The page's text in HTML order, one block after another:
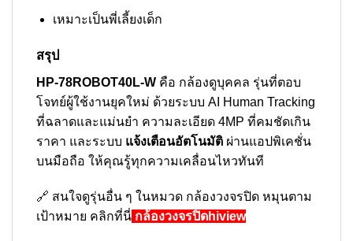
เหมาะเป็นพี่เลี้ยงเด็ก
สรุป
HP-78ROBOT40L-W คือ กล้องดูบุคคล รุ่นที่ตอบ
โจทย์ผู้ใช้งานยุคใหม่ ด้วยระบบ AI Human Tracking
ที่ฉลาดและแม่นยำ ความละเอียด 4MP ที่คมชัดเกิน
ราคา และระบบ แจ้งเตือนอัตโนมัติ ผ่านแอปพิเคชั่น
บนมือถือ ให้คุณรู้ทุกความเคลื่อนไหวทันที
🔗 สนใจดูรุ่นอื่น ๆ ในหมวด กล้องวงจรปิด หมุนตาม
เป้าหมาย คลิกที่นี่ กล้องวงจรปิดhiview